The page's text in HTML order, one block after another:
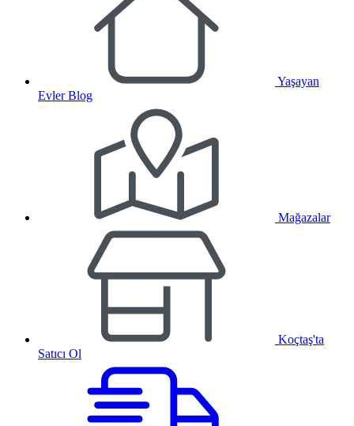
Yaşayan
Evler Blog
Mağazalar
Koçtaş'ta
Satıcı Ol